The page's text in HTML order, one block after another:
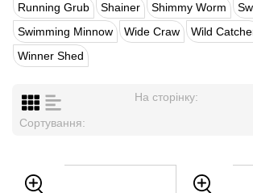
Running Grub
Shainer Shimmy Worm
Swimming Minnow
Wide Craw Wild
Winner Shed
На сторінку:
Сортування: